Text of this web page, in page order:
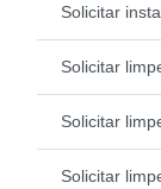
Solicitar
Solicitar
Solicitar
Solicitar